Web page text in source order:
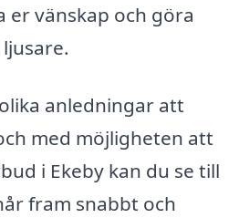
vänskap och göra
anledningar att
med möjligheten att
i Ekeby kan du se till
fram snabbt och